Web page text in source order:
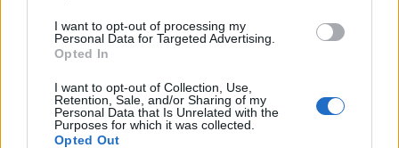
I want to opt-out of processing my
Personal Data for Targeted Advertising.
Opted In
I want to opt-out of Collection, Use,
Retention, Sale, and/or Sharing of my
Personal Data that Is Unrelated with the
Purposes for which it was collected.
Opted Out